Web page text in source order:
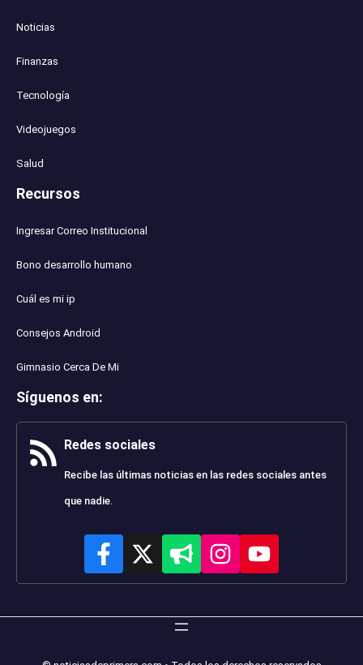
Noticias
Finanzas
Tecnología
Videojuegos
Salud
Recursos
Ingresar Correo Institucional
Bono desarrollo humano
Cuál es mi ip
Consejos Android
Gimnasio Cerca De Mi
Síguenos en:
Redes sociales
Recibe las últimas noticias en las redes sociales antes
que nadie.